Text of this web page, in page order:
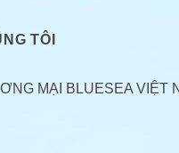
TÔI
MẠI BLUESEA VIỆT